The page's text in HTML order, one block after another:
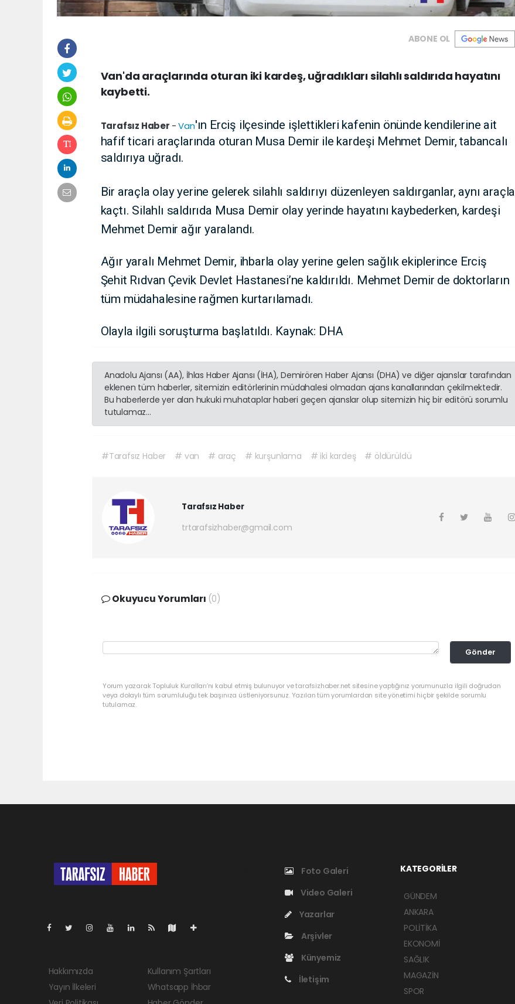
ABONE OL
Van'da araçlarında oturan iki kardeş, uğradıkları silahlı saldırıda hayatını
kaybetti.
Tarafsız Haber -Van'ın Erciş ilçesinde işlettikleri kafenin önünde kendilerine ait
hafif ticari araçlarında oturan Musa Demir ile kardeşi Mehmet Demir, tabancalı
saldırıya uğradı.
Bir araçla olay yerine gelerek silahlı saldırıyı düzenleyen saldırganlar, aynı araçla
kaçtı. Silahlı saldırıda Musa Demir olay yerinde hayatını kaybederken, kardeşi
Mehmet Demir ağır yaralandı.
Ağır yaralı Mehmet Demir, ihbarla olay yerine gelen sağlık ekiplerince Erciş
Şehit Rıdvan Çevik Devlet Hastanesi’ne kaldırıldı. Mehmet Demir de doktorların
tüm müdahalesine rağmen kurtarılamadı.
Olayla ilgili soruşturma başlatıldı. Kaynak: DHA
Anadolu Ajansı (AA), İhlas Haber Ajansı (İHA), Demirören Haber Ajansı (DHA) ve diğer ajanslar tarafından
eklenen tüm haberler, sitemizin editörlerinin müdahalesi olmadan ajans kanallarından çekilmektedir.
Bu haberlerde yer alan hukuki muhataplar haberi geçen ajanslar olup sitemizin hiç bir editörü sorumlu
tutulamaz...
#Tarafsız Haber # van # araç # kurşunlama # iki kardeş # öldürüldü
Tarafsız Haber
trtarafsizhaber@gmail.com
Okuyucu Yorumları (0)
Gönder
Yorum yazarak Topluluk Kuralları’nı kabul etmiş bulunuyor ve tarafsizhaber.net sitesine yaptığınız yorumunuzla ilgili doğrudan
veya dolaylı tüm sorumluluğu tek başınıza üstleniyorsunuz. Yazılan tüm yorumlardan site yönetimi hiçbir şekilde sorumlu
tutulamaz.
Hakkımızda
Yayın İlkeleri
Kullanım Şartları
Whatsapp İhbar
Foto Galeri
Video Galeri
Yazarlar
Arşivler
Künyemiz
İletişim
KATEGORİLER
GÜNDEM
ANKARA
POLİTİKA
EKONOMİ
SAĞLIK
MAGAZİN
SPOR